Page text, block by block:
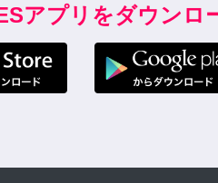
アプリをダウンロ